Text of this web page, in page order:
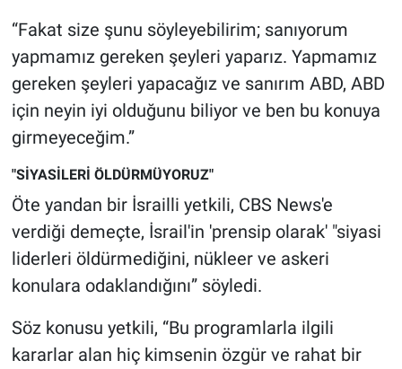
“Fakat size şunu söyleyebilirim; sanıyorum
yapmamız gereken şeyleri yaparız. Yapmamız
gereken şeyleri yapacağız ve sanırım ABD, ABD
için neyin iyi olduğunu biliyor ve ben bu konuya
girmeyeceğim.”
"SİYASİLERİ ÖLDÜRMÜYORUZ"
Öte yandan bir İsrailli yetkili, CBS News'e
verdiği demeçte, İsrail'in 'prensip olarak' "siyasi
liderleri öldürmediğini, nükleer ve askeri
konulara odaklandığını” söyledi.
Söz konusu yetkili, “Bu programlarla ilgili
kararlar alan hiç kimsenin özgür ve rahat bir
Türkiye'nin Geleceği
Türkiye'nin Gündemi
Yerel Gündem
Canlı Yayın